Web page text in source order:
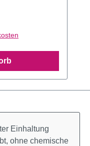
Einhaltung
ohne chemische